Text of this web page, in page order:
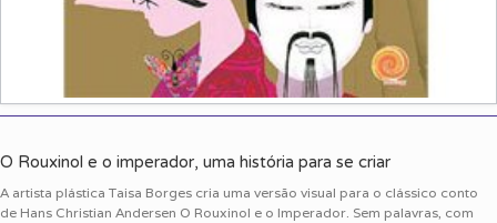
O Rouxinol e o imperador, uma história para se criar
A artista plástica Taisa Borges cria uma versão visual para o clássico conto
de Hans Christian Andersen O Rouxinol e o Imperador. Sem palavras, com